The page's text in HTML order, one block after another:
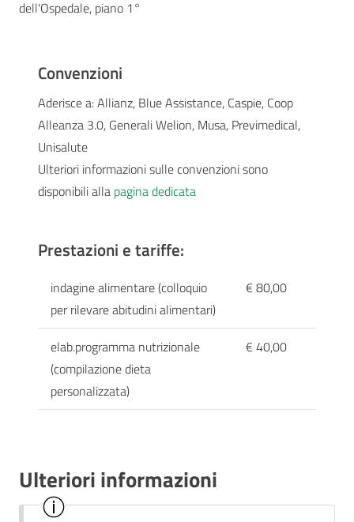
dell'Ospedale, piano 1°
Convenzioni
Aderisce a: Allianz, Blue Assistance, Caspie, Coop
Alleanza 3.0, Generali Welion, Musa, Previmedical,
Unisalute
Ulteriori informazioni sulle convenzioni sono
disponibili alla pagina dedicata
Prestazioni e tariffe:
indagine alimentare (colloquio
per rilevare abitudini alimentari)
€ 80,00
elab.programma nutrizionale
(compilazione dieta
personalizzata)
€ 40,00
Ulteriori informazioni